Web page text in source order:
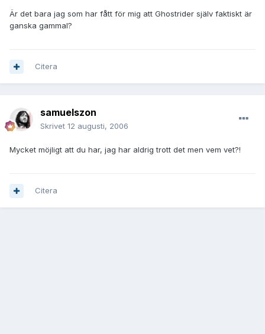
Är det bara jag som har fått för mig att Ghostrider själv faktiskt är
ganska gammal?
Citera
samuelszon
Skrivet 12 augusti, 2006
Mycket möjligt att du har, jag har aldrig trott det men vem vet?!
Citera